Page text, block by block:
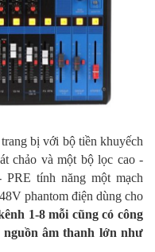
bị với bộ tiền khuyếch
chảo và một bộ lọc cao -
tính năng một mạch
phantom điện dùng cho
1-8 mỗi cũng có công
nguồn âm thanh lớn như